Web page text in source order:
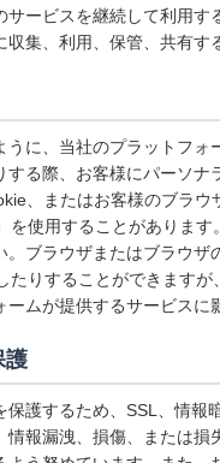
サービスを継続して利用
集、利用、保管、共有す
うに、当社のプラットフ
る際、お客様にパーソ
、またはお客様のブラ
を使用することがありま
。ブラウザまたはブラウ
たりすることができます
ムが提供するサービスに
護
保護するため、SSL、情
情報漏洩、損傷、または